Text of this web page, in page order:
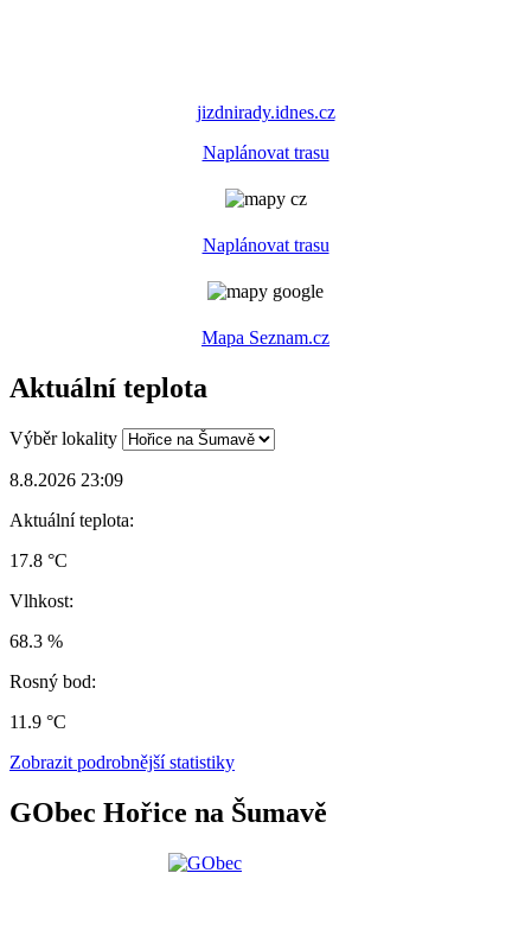
jizdnirady.idnes.cz
Naplánovat trasu
Naplánovat trasu
Mapa Seznam.cz
Aktuální teplota
Výběr lokality
8.8.2026 23:09
Aktuální teplota:
17.8 °C
Vlhkost:
68.3 %
Rosný bod:
11.9 °C
Zobrazit podrobnější statistiky
GObec Hořice na Šumavě